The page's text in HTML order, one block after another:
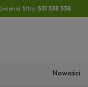
filtry: 531 338 338
Nowości